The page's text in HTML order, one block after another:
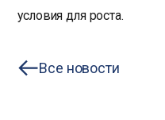
условия для роста.
Все новости